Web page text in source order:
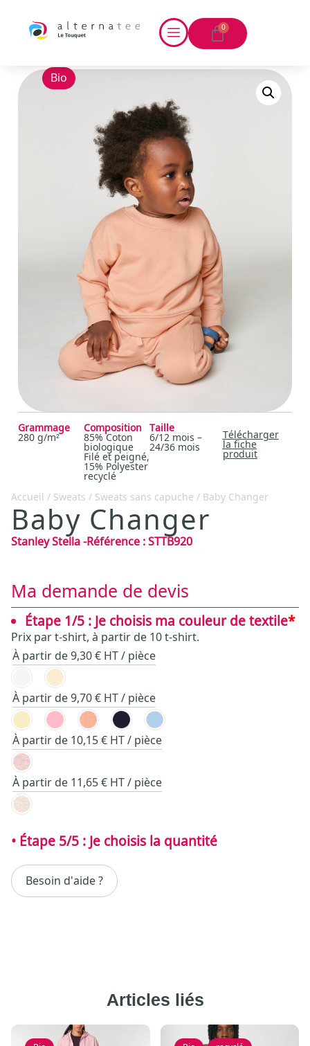
0
Bio
Grammage
280 g/m²
Composition
85% Coton
biologique
Filé et peigné,
15% Polyester
recyclé
Taille
6/12 mois –
24/36 mois
Télécharger
la fiche
produit
Accueil / Sweats / Sweats sans capuche / Baby Changer
Baby Changer
Stanley Stella-Référence :STTB920
Ma demande de devis
*
Étape 1/5 : Je choisis ma couleur de textile
Prix par t-shirt, à partir de 10 t-shirt.
À partir de 9,30 € HT / pièce
À partir de 9,70 € HT / pièce
À partir de 10,15 € HT / pièce
À partir de 11,65 € HT / pièce
Besoin d'aide ?
Articles liés